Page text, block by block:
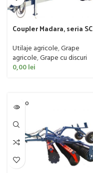
Coupler Madara, seria SC
Utilaje agricole,Grape
agricole,Grape cu discuri
0,00lei
SOLD O
UT